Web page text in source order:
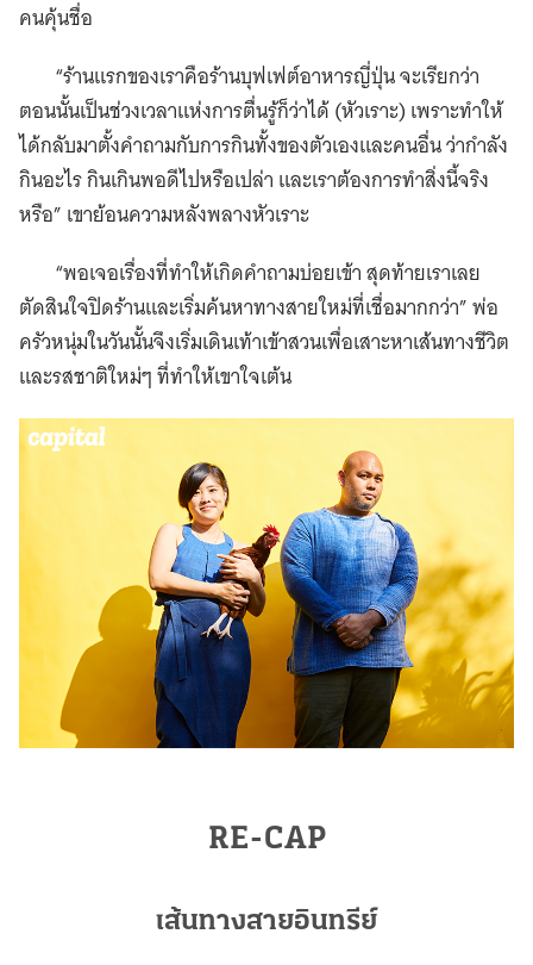
คนคุ้นชื่อ
“ร้านแรกของเราคือร้านบุฟเฟต์อาหารญี่ปุ่น จะเรียกว่า
ตอนนั้นเป็นช่วงเวลาแห่งการตื่นรู้ก็ว่าได้ (หัวเราะ) เพราะทำให้
ได้กลับมาตั้งคำถามกับการกินทั้งของตัวเองและคนอื่น ว่ากำลัง
กินอะไร กินเกินพอดีไปหรือเปล่า และเราต้องการทำสิ่งนี้จริง
หรือ” เขาย้อนความหลังพลางหัวเราะ
“พอเจอเรื่องที่ทำให้เกิดคำถามบ่อยเข้า สุดท้ายเราเลย
ตัดสินใจปิดร้านและเริ่มค้นหาทางสายใหม่ที่เชื่อมากกว่า” พ่อ
ครัวหนุ่มในวันนั้นจึงเริ่มเดินเท้าเข้าสวนเพื่อเสาะหาเส้นทางชีวิต
และรสชาติใหม่ๆ ที่ทำให้เขาใจเต้น
RE-CAP
เส้นทางสายอินทรีย์